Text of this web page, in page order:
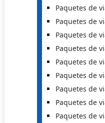
Paquetes de
Paquetes de
Paquetes de
Paquetes de
Paquetes de
Paquetes de
Paquetes de
Paquetes de
Paquetes de